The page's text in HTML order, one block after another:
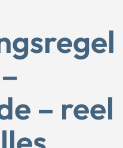
– reel